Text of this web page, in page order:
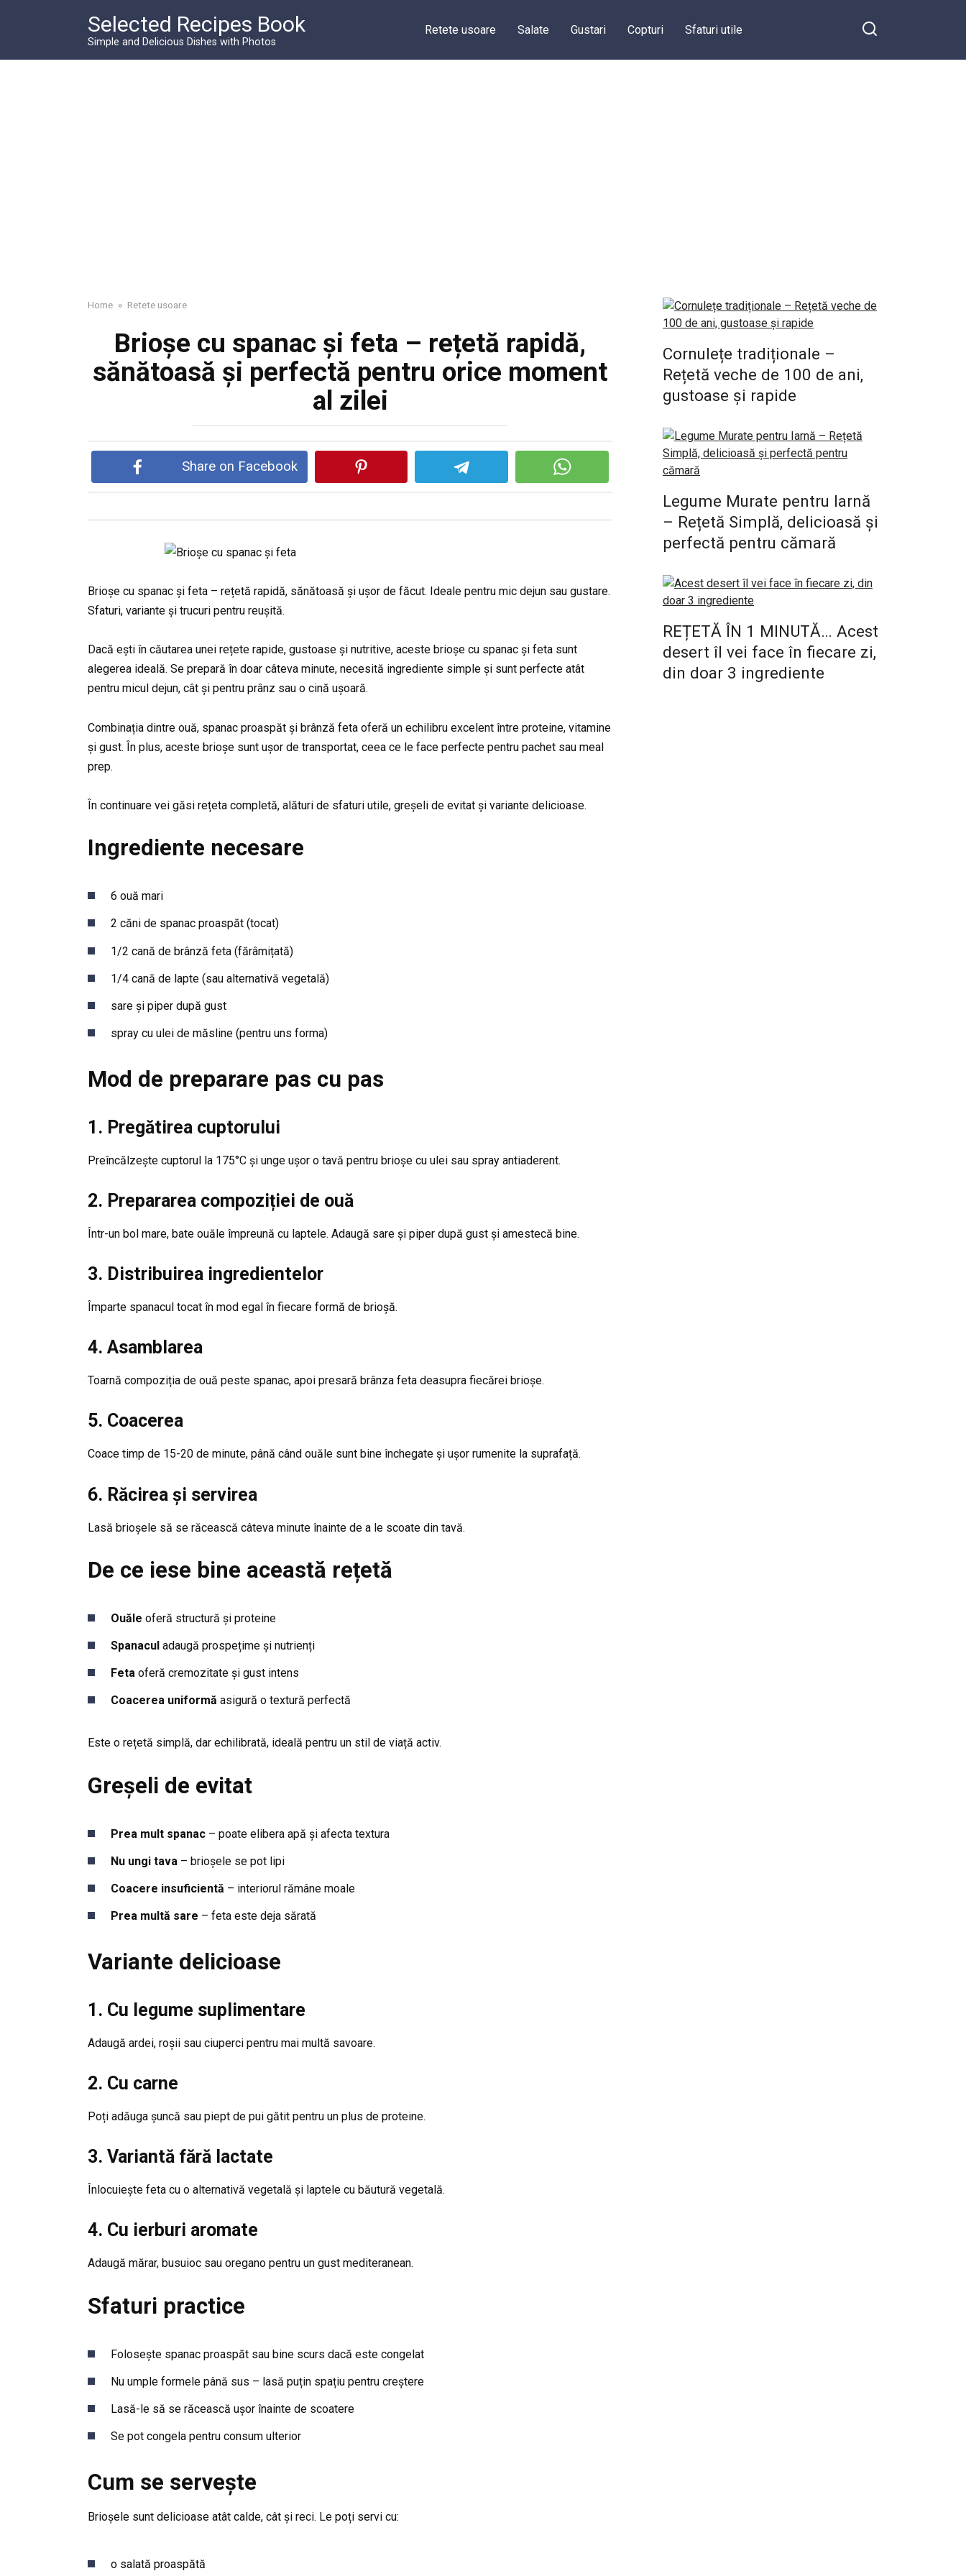
Selected Recipes Book
Simple and Delicious Dishes with Photos
Retete usoare Salate Gustari Copturi Sfaturi utile
Home » Retete usoare
Brioșe cu spanac și feta – rețetă rapidă,
sănătoasă și perfectă pentru orice moment
al zilei
Share on Facebook
Brioșe cu spanac și feta – rețetă rapidă, sănătoasă și ușor de făcut. Ideale pentru mic dejun sau gustare.
Sfaturi, variante și trucuri pentru reușită.
Dacă ești în căutarea unei rețete rapide, gustoase și nutritive, aceste brioșe cu spanac și feta sunt
alegerea ideală. Se prepară în doar câteva minute, necesită ingrediente simple și sunt perfecte atât
pentru micul dejun, cât și pentru prânz sau o cină ușoară.
Combinația dintre ouă, spanac proaspăt și brânză feta oferă un echilibru excelent între proteine, vitamine
și gust. În plus, aceste brioșe sunt ușor de transportat, ceea ce le face perfecte pentru pachet sau meal
prep.
În continuare vei găsi rețeta completă, alături de sfaturi utile, greșeli de evitat și variante delicioase.
Ingrediente necesare
6 ouă mari
2 căni de spanac proaspăt (tocat)
1/2 cană de brânză feta (fărâmițată)
1/4 cană de lapte (sau alternativă vegetală)
sare și piper după gust
spray cu ulei de măsline (pentru uns forma)
Mod de preparare pas cu pas
1. Pregătirea cuptorului
Preîncălzește cuptorul la 175°C și unge ușor o tavă pentru brioșe cu ulei sau spray antiaderent.
2. Prepararea compoziției de ouă
Într-un bol mare, bate ouăle împreună cu laptele. Adaugă sare și piper după gust și amestecă bine.
3. Distribuirea ingredientelor
Împarte spanacul tocat în mod egal în fiecare formă de brioșă.
4. Asamblarea
Toarnă compoziția de ouă peste spanac, apoi presară brânza feta deasupra fiecărei brioșe.
5. Coacerea
Coace timp de 15-20 de minute, până când ouăle sunt bine închegate și ușor rumenite la suprafață.
6. Răcirea și servirea
Lasă brioșele să se răcească câteva minute înainte de a le scoate din tavă.
De ce iese bine această rețetă
Ouăle oferă structură și proteine
Spanacul adaugă prospețime și nutrienți
Feta oferă cremozitate și gust intens
Coacerea uniformă asigură o textură perfectă
Este o rețetă simplă, dar echilibrată, ideală pentru un stil de viață activ.
Greșeli de evitat
Prea mult spanac – poate elibera apă și afecta textura
Nu ungi tava – brioșele se pot lipi
Coacere insuficientă – interiorul rămâne moale
Prea multă sare – feta este deja sărată
Variante delicioase
1. Cu legume suplimentare
Adaugă ardei, roșii sau ciuperci pentru mai multă savoare.
2. Cu carne
Poți adăuga șuncă sau piept de pui gătit pentru un plus de proteine.
3. Variantă fără lactate
Înlocuiește feta cu o alternativă vegetală și laptele cu băutură vegetală.
4. Cu ierburi aromate
Adaugă mărar, busuioc sau oregano pentru un gust mediteranean.
Sfaturi practice
Folosește spanac proaspăt sau bine scurs dacă este congelat
Nu umple formele până sus – lasă puțin spațiu pentru creștere
Lasă-le să se răcească ușor înainte de scoatere
Se pot congela pentru consum ulterior
Cum se servește
Brioșele sunt delicioase atât calde, cât și reci. Le poți servi cu:
o salată proaspătă
Cornulețe tradiționale –
Rețetă veche de 100 de ani,
gustoase și rapide
Legume Murate pentru Iarnă
– Rețetă Simplă, delicioasă și
perfectă pentru cămară
REȚETĂ ÎN 1 MINUTĂ… Acest
desert îl vei face în fiecare zi,
din doar 3 ingrediente